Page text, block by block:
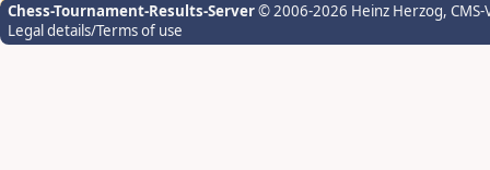
Chess-Tournament-Results-Server© 2006-2026 Heinz Herzog,
Legal details/Terms of use